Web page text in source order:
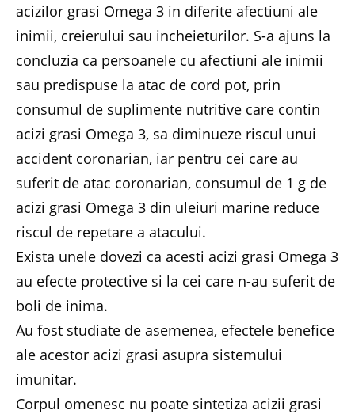
acizilor grasi Omega 3 in diferite afectiuni ale
inimii, creierului sau incheieturilor. S-a ajuns la
concluzia ca persoanele cu afectiuni ale inimii
sau predispuse la atac de cord pot, prin
consumul de suplimente nutritive care contin
acizi grasi Omega 3, sa diminueze riscul unui
accident coronarian, iar pentru cei care au
suferit de atac coronarian, consumul de 1 g de
acizi grasi Omega 3 din uleiuri marine reduce
riscul de repetare a atacului.
Exista unele dovezi ca acesti acizi grasi Omega 3
au efecte protective si la cei care n-au suferit de
boli de inima.
Au fost studiate de asemenea, efectele benefice
ale acestor acizi grasi asupra sistemului
imunitar.
Corpul omenesc nu poate sintetiza acizii grasi